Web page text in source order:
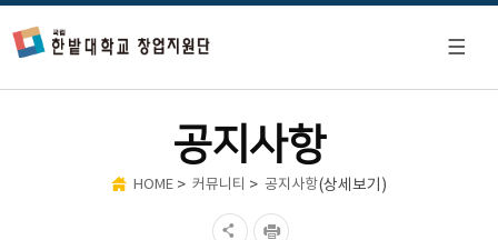
공지사항
HOME > 커뮤니티 > 공지사항(상세보기)